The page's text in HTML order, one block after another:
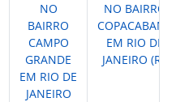
NO
BAIRRO
CAMPO
GRANDE
EM RIO DE
JANEIRO
NO BAIRRO
COPACABANA
EM RIO DE
JANEIRO (RJ)